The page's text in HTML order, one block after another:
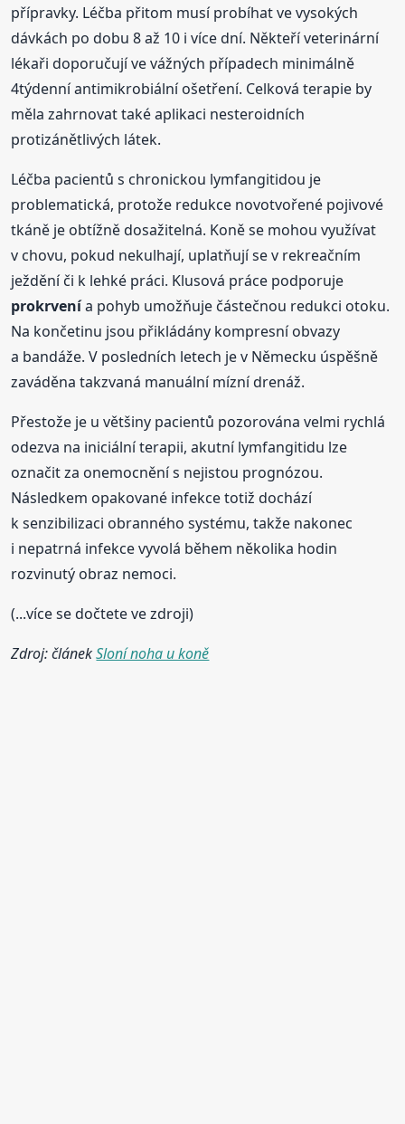
přípravky. Léčba přitom musí probíhat ve vysokých
dávkách po dobu 8 až 10 i více dní. Někteří veterinární
lékaři doporučují ve vážných případech minimálně
4týdenní antimikrobiální ošetření. Celková terapie by
měla zahrnovat také aplikaci nesteroidních
protizánětlivých látek.
Léčba pacientů s chronickou lymfangitidou je
problematická, protože redukce novotvořené pojivové
tkáně je obtížně dosažitelná. Koně se mohou využívat
v chovu, pokud nekulhají, uplatňují se v rekreačním
ježdění či k lehké práci. Klusová práce podporuje
prokrvenía pohyb umožňuje částečnou redukci otoku.
Na končetinu jsou přikládány kompresní obvazy
a bandáže. V posledních letech je v Německu úspěšně
zaváděna takzvaná manuální mízní drenáž.
Přestože je u většiny pacientů pozorována velmi rychlá
odezva na iniciální terapii, akutní lymfangitidu lze
označit za onemocnění s nejistou prognózou.
Následkem opakované infekce totiž dochází
k senzibilizaci obranného systému, takže nakonec
i nepatrná infekce vyvolá během několika hodin
rozvinutý obraz nemoci.
(...více se dočtete ve zdroji)
Zdroj: článekSloní noha u koně